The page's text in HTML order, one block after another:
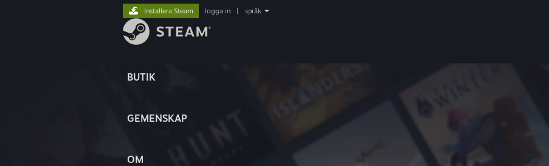
BUTIK
GEMENSKAP
OM
Installera Steam logga in språk